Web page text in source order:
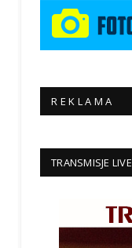
R E K L A M A
TRANSMISJE LIVE